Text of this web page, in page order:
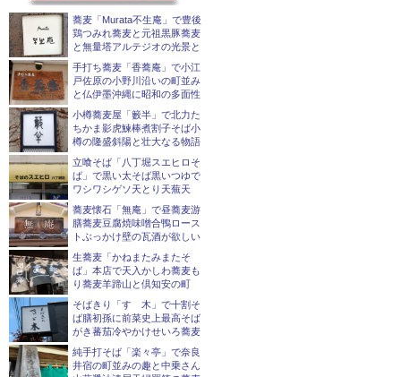
蕎麦「Murata不生庵」で豊後
鶏つみれ蕎麦と元祖黒豚蕎麦
と無量塔アルテジオの光景と
手打ち蕎麦「香蕎庵」で小江
戸佐原の小野川沿いの町並み
と仏伊墨沖縄に昭和の多面性
小樽蕎麦屋「籔半」で北力た
ちかま影虎鰊棒煮割子そば小
樽の隆盛斜陽と壮大なる物語
立喰そば「八丁堀スエヒロそ
ば」で黒い太そば黒いつゆで
ワシワシゲソ天とり天蕪天
蕎麦懐石「無庵」で昼蕎麦游
膳蕎麦豆腐焼味噌合鴨ロース
トぶっかけ壁の瓦酒が欲しい
生蕎麦「かねまたみまたそ
ば」本店で天入かしわ蕎麦も
り蕎麦羊蹄山と倶知安の町
そばきり「すゞ木」で十割そ
ば膳初孫に前菜史上最高そば
がき蕃茄冷やかけせいろ蕎麦
純手打そば「楽々亭」で奈良
井宿の町並みの趣と中乗さん